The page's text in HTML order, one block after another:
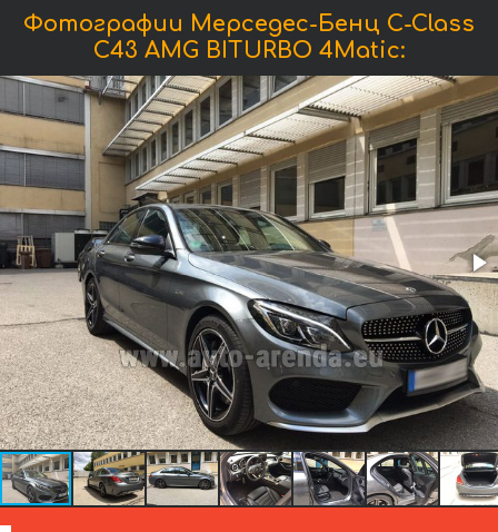
Фотографии Мерседес-Бенц C-Class
C43 AMG BITURBO 4Matic: